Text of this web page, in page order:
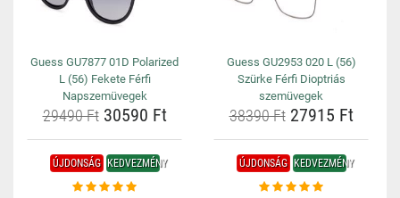
Guess GU7877 01D Polarized
L (56) Fekete Férfi
Napszemüvegek
29490 Ft30590 Ft
Guess GU2953 020 L (56)
Szürke Férfi Dioptriás
szemüvegek
38390 Ft27915 Ft
ÚJDONSÁG KEDVEZMÉNY ÚJDONSÁG KEDVEZMÉNY